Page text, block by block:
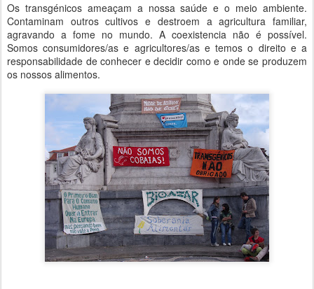
Os transgénicos ameaçam a nossa saúde e o meio ambiente.
Contaminam outros cultivos e destroem a agricultura familiar,
agravando a fome no mundo. A coexistencia não é possível.
Somos consumidores/as e agricultores/as e temos o direito e a
responsabilidade de conhecer e decidir como e onde se produzem
os nossos alimentos.